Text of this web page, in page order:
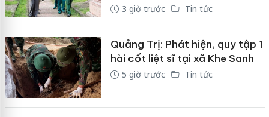
3 giờ trước Tin tức
Quảng Trị: Phát hiện, quy tập 1
hài cốt liệt sĩ tại xã Khe Sanh
5 giờ trước Tin tức